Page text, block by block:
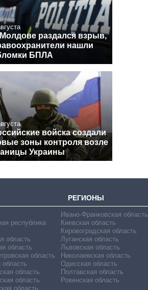
раздался взрыв,
нашли
БПЛА
войска создали
зоны контроля возле
Украины
РЕГИОНЫ
республика
область
область
область
область
область
область
область
Ивано-Франковская область
Киевская область
Кировоградская область
Луганская область
Львовская область
Николаевская область
Одесская область
Полтавская область
Ровенская область